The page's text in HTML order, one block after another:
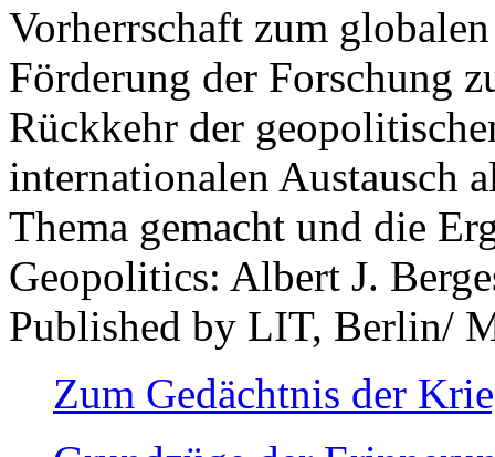
Vorherrschaft zum
Förderung der Forschung
Rückkehr der
internationalen Austausch
Thema gemacht und die
Geopolitics: Albert J.
Published by LIT, Berlin/
Zum Gedächtnis der